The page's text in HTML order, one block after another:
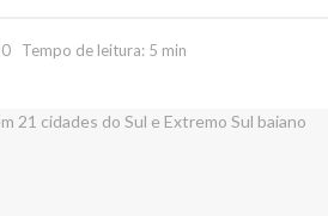
Tempo de leitura: 5 min